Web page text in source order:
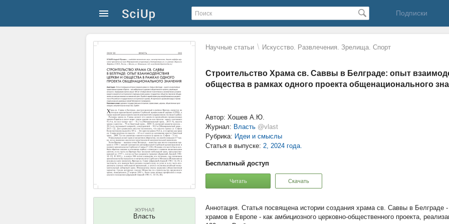
Подписки
Научные статьи \ Искусство. Развлечения. Зрелища. Спорт
Строительство Храма св. Саввы в Белграде: опыт
общества в рамках одного проекта общенационального
ЖУРНАЛ
Власть
Автор: Хошев А.Ю.
Журнал: Власть @vlast
Рубрика: Идеи и смыслы
Статья в выпуске: 2, 2024 года.
Бесплатный доступ
Читать Скачать
Статья посвящена истории создания храма св. Саввы в Белграде
храмов в Европе - как амбициозного церковно-общественного проекта,